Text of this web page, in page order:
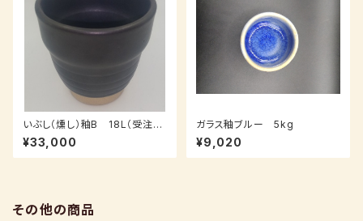
いぶし（燻し）釉B 18L（受注
後、3～7日後発送）
¥33,000
ガラス釉ブルー 5kg
¥9,020
その他の商品